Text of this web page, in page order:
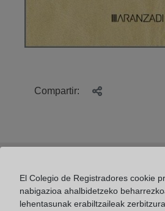
Compartir:
CÓMO PEDIR UNA NOTA
El Colegio de Registradores cookie
nabigazioa ahalbidetzeko
lehentasunak erabiltzaileak